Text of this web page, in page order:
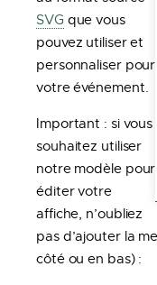
SVG que vous
pouvez utiliser et
personnaliser pour
votre événement.
Important : si vous
souhaitez utiliser
notre modèle pour
éditer votre
affiche, n’oubliez
pas d’ajouter la
côté ou en bas) :